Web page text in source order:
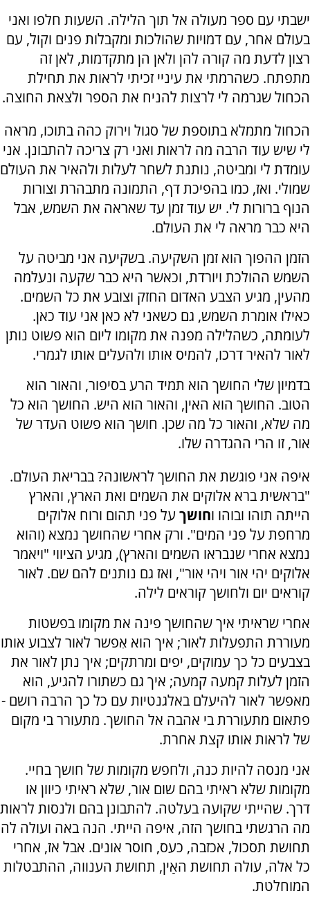
ישבתי עם ספר מעולה אל תוך הלילה. השעות חלפו ואני
בעולם אחר, עם דמויות שהולכות ומקבלות פנים וקול, עם
רצון לדעת מה קורה להן ולאן הן מתקדמות, לאן זה
מתפתח. כשהרמתי את עיניי זכיתי לראות את תחילת
הכחול שגרמה לי לרצות להניח את הספר ולצאת החוצה.
הכחול מתמלא בתוספת של סגול וירוק כהה בתוכו, מראה
לי שיש עוד הרבה מה לראות ואני רק צריכה להתבונן. אני
עומדת לי ומביטה, נותנת לשחר לעלות ולהאיר את העולם
שמולי. ואז, כמו בהפיכת דף, התמונה מתבהרת וצורות
הנוף ברורות לי. יש עוד זמן עד שאראה את השמש, אבל
היא כבר מראה לי את העולם.
הזמן ההפוך הוא זמן השקיעה. בשקיעה אני מביטה על
השמש ההולכת ויורדת, וכאשר היא כבר שקעה ונעלמה
מהעין, מגיע הצבע האדום החזק וצובע את כל השמים.
כאילו אומרת השמש, גם כשאני לא כאן אני עוד כאן.
לעומתה, כשהלילה מפנה את מקומו ליום הוא פשוט נותן
לאור להאיר דרכו, להמיס אותו ולהעלים אותו לגמרי.
בדמיון שלי החושך הוא תמיד הרע בסיפור, והאור הוא
הטוב. החושך הוא האין, והאור הוא היש. החושך הוא כל
מה שלא, והאור כל מה שכן. חושך הוא פשוט העדר של
אור, זו הרי ההגדרה שלו.
איפה אני פוגשת את החושך לראשונה? בבריאת העולם.
"בראשית ברא אלוקים את השמים ואת הארץ, והארץ
הייתה תוהו ובוהו וחושך על פני תהום ורוח אלוקים
מרחפת על פני המים". ורק אחרי שהחושך נמצא (והוא
נמצא אחרי שנבראו השמים והארץ), מגיע הציווי "ויאמר
אלוקים יהי אור ויהי אור", ואז גם נותנים להם שם. לאור
קוראים יום ולחושך קוראים לילה.
אחרי שראיתי איך שהחושך פינה את מקומו בפשטות
מעוררת התפעלות לאור; איך הוא אִפשר לאור לצבוע אותו
בצבעים כל כך עמוקים, יפים ומרתקים; איך נתן לאור את
הזמן לעלות קמעה קמעה; איך גם כשתורו להגיע, הוא
מאפשר לאור להיעלם באלגנטיות עם כל כך הרבה רושם -
פתאום מתעוררת בי אהבה אל החושך. מתעורר בי מקום
של לראות אותו קצת אחרת.
אני מנסה להיות כנה, ולחפש מקומות של חושך בחיי.
מקומות שלא ראיתי בהם שום אור, שלא ראיתי כיוון או
דרך. שהייתי שקועה בעלטה. להתבונן בהם ולנסות לראות
מה הרגשתי בחושך הזה, איפה הייתי. הנה באה ועולה לה
תחושת תסכול, אכזבה, כעס, חוסר אונים. אבל אז, אחרי
כל אלה, עולה תחושת האַין, תחושת הענווה, ההתבטלות
המוחלטת.